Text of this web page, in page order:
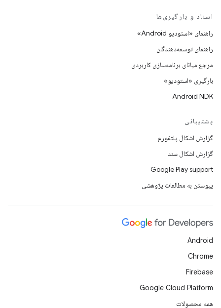
اسناد و بارگیری‌ها
راهنمای «استودیو Android»
راهنمای توسعه‌دهندگان
مرجع میانای برنامه‌سازی کاربردی
بارگیری «استودیو»
Android NDK
پشتیبانی
گزارش اشکال پلتفورم
گزارش اشکال سند
Google Play support
پیوستن به مطالعات پژوهشی
Android
Chrome
Firebase
Google Cloud Platform
همه محصولات